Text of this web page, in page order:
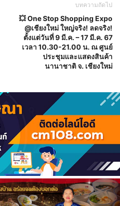
บทความถัดไป
💥 One Stop Shopping Expo
@เชียงใหม่ ใหญ่จริง! ลดจริง!
ตั้งแต่วันที่ 9 มี.ค. – 17 มี.ค. 67
เวลา 10.30-21.00 น. ณ ศูนย์
ประชุมและแสดงสินค้า
นานาชาติ จ. เชียงใหม่